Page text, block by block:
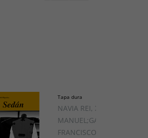
GALLEGO
Tapa dura
NAVIA REI, XOSÉ
MANUEL;GARCÍA BOUZAS,
FRANCISCOJAVIER